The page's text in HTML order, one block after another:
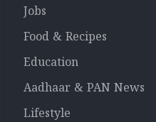
Jobs
Food & Recipes
Education
Aadhaar & PAN News
Lifestyle